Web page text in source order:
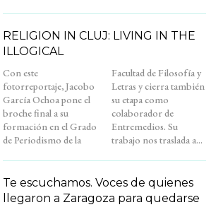
RELIGION IN CLUJ: LIVING IN THE
ILLOGICAL
Con este
fotorreportaje, Jacobo
García Ochoa pone el
broche final a su
formación en el Grado
de Periodismo de la
Facultad de Filosofía y
Letras y cierra también
su etapa como
colaborador de
Entremedios. Su
trabajo nos traslada a...
Te escuchamos. Voces de quienes
llegaron a Zaragoza para quedarse